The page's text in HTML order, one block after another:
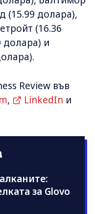
(15.99 долара),
(16.36
долара) и
Review във
, LinkedIn и
за Glovo